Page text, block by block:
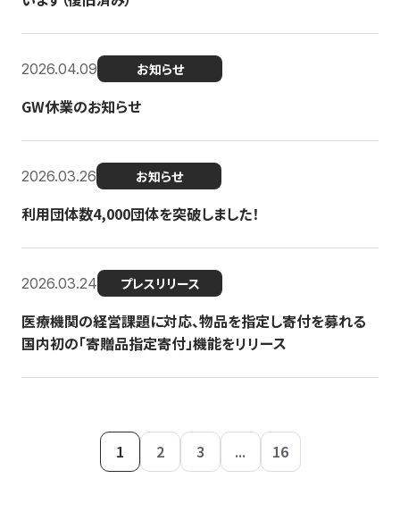
2026.04.09 お知らせ
GW休業のお知らせ
2026.03.26 お知らせ
利用団体数4,000団体を突破しました！
2026.03.24 プレスリリース
医療機関の経営課題に対応、物品を指定し寄付を募れる
国内初の「寄贈品指定寄付」機能をリリース
1 2 3 ... 16